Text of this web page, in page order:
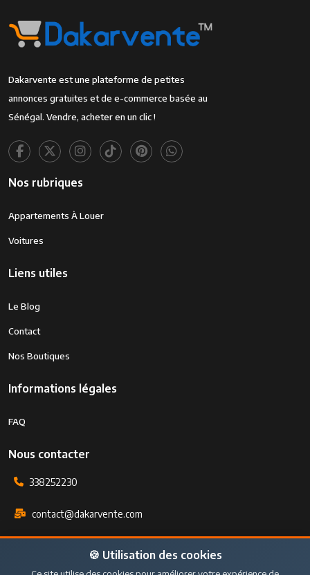
Dakarvente est une plateforme de petites
annonces gratuites et de e-commerce basée au
Sénégal. Vendre, acheter en un clic !
Nos rubriques
Appartements À Louer
Voitures
Liens utiles
Le Blog
Contact
Nos Boutiques
Informations légales
FAQ
Nous contacter
338252230
contact@dakarvente.com
🍪 Utilisation des cookies